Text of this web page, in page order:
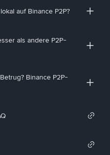
auf Binance P2P?
als andere P2P-
Binance P2P-